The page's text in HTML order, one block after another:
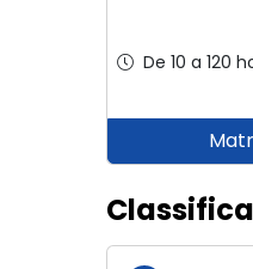
De 10 a 120